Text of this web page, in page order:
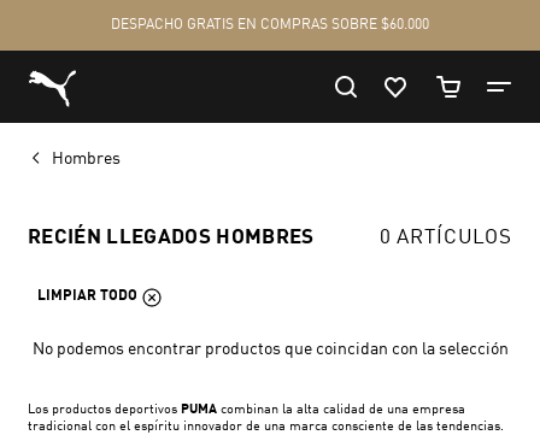
Hombres
RECIÉN LLEGADOS HOMBRES 0 ARTÍCULOS
LIMPIAR TODO
No podemos encontrar productos que coincidan con la selección
Los productos deportivos PUMA combinan la alta calidad de una empresa
tradicional con el espíritu innovador de una marca consciente de las tendencias.